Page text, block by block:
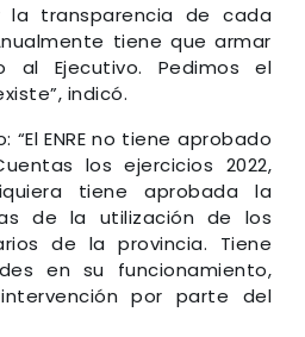
la transparencia de cada
tiene que armar
al Ejecutivo. Pedimos el
indicó.
ENRE no tiene aprobado
los ejercicios 2022,
tiene aprobada la
de la utilización de los
de la provincia. Tiene
en su funcionamiento,
por parte del